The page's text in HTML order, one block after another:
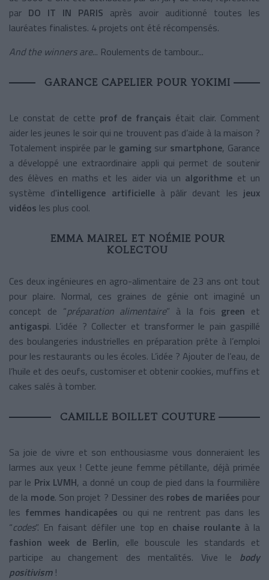
par DO IT IN PARIS après avoir auditionné toutes les
lauréates finalistes. 4 projets ont été récompensés.
And the winners are... Roulements de tambour...
GARANCE CAPELIER POUR YOKIMI
Le constat de cette prof de français était clair. Comment
aider les jeunes le soir qui ne trouvent pas d’aide à la maison ?
Totalement inspirée par le gaming sur smartphone, Garance
a développé une extraordinaire appli qui permet de soutenir
des élèves en maths et les aider via un algorithme et un
système d'intelligence artificielleà pâlir devant les jeux
vidéos les plus cool.
EMMA MAIREL ET NOÉMIE POUR
KOLECTOU
Ces deux ingénieures en agro-alimentaire de 23 ans ont tout
pour plaire. Normal, ces graines de génie ont imaginé un
concept de “préparation alimentaire” à la fois green et
antigaspi. L’idée ? Collecter et transformer le pain gaspillé
des boulangeries industrielles en préparation prête à l’emploi
pour les restaurants ou les écoles. L’idée ? Ajouter de l’eau, de
l’huile et des oeufs, customiser et obtenir cookies, muffins et
cakes salés à tomber.
CAMILLE BOILLET COUTURE
Sa joie de vivre et son enthousiasme vous donneraient les
larmes aux yeux ! Cette jeune femme pétillante, déjà primée
par le Prix LVMH, a donné un coup de pied dans la fourmilière
de la mode. Son projet ? Dessiner des robes de mariées pour
les femmes handicapées ou qui ne rentrent pas dans les
“codes”. En faisant défiler une top en chaise roulanteà la
fashion week de Berlin, elle bouscule les standards et
participe au changement des mentalités. Vive le body
positivism!